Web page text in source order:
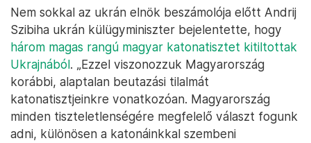
Nem sokkal az ukrán elnök beszámolója előtt Andrij
Szibiha ukrán külügyminiszter bejelentette, hogy
három magas rangú magyar katonatisztet kitiltottak
Ukrajnából. „Ezzel viszonozzuk Magyarország
korábbi, alaptalan beutazási tilalmát
katonatisztjeinkre vonatkozóan. Magyarország
minden tiszteletlenségére megfelelő választ fogunk
adni, különösen a katonáinkkal szembeni